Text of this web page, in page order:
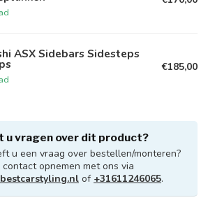
ASX Sidebars Sidesteps
€185,00
u vragen over dit product?
u een vraag over bestellen/monteren?
contact opnemen met ons via
of +31611246065.